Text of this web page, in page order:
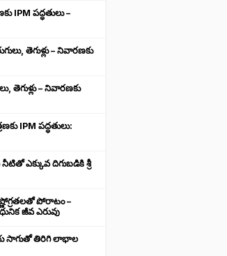
IPM పద్ధతులు –
తెగుళ్లు – నివారణకు
తెగుళ్లు – నివారణకు
IPM పద్ధతులు:
ఎక్కువ దిగుబడికి శ్రీ
పోరాటం –
జీవ ఎరువు
సాగుతో తిరిగి లాభాల